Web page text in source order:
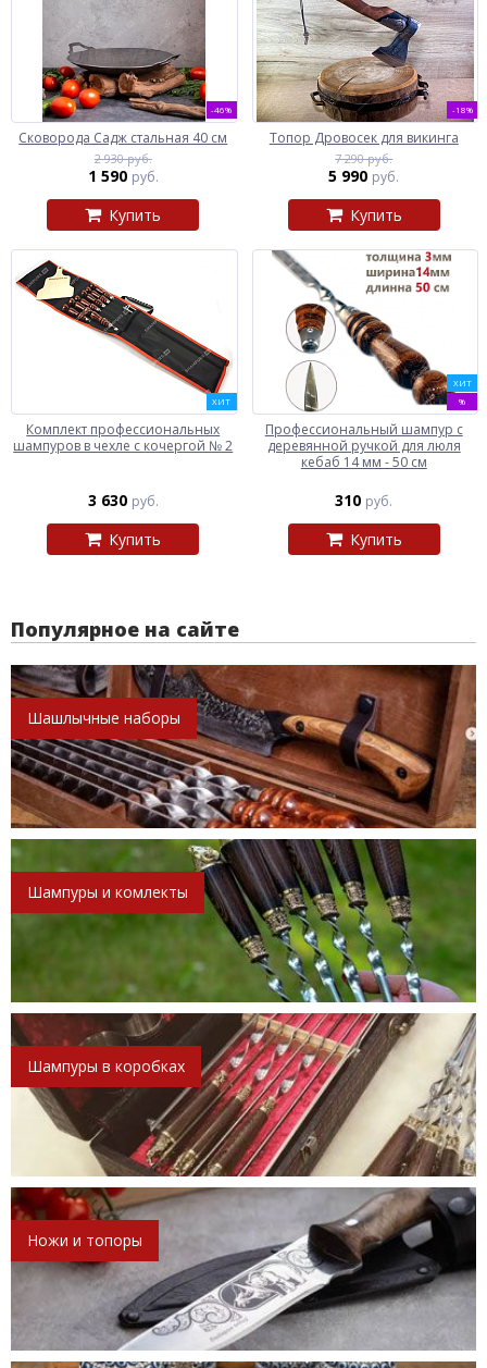
-46%
Сковорода Садж стальная 40 см
2 930 руб.
1 590 руб.
Купить
-18%
Топор Дровосек для викинга
7 290 руб.
5 990 руб.
Купить
ХИТ
Комплект профессиональных
шампуров в чехле с кочергой № 2
3 630 руб.
Купить
ХИТ
%
Профессиональный шампур с
деревянной ручкой для люля
кебаб 14 мм - 50 см
310 руб.
Купить
Популярное на сайте
Шашлычные наборы
Шампуры и комлекты
Шампуры в коробках
Ножи и топоры